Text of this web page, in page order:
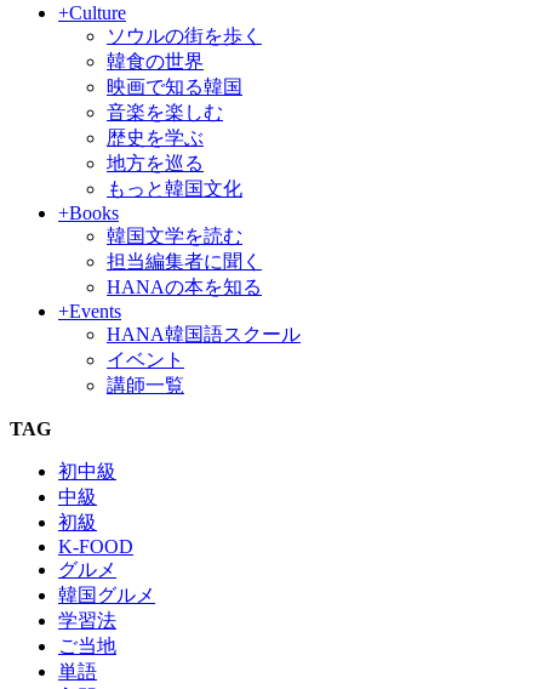
+Culture
ソウルの街を歩く
韓食の世界
映画で知る韓国
音楽を楽しむ
歴史を学ぶ
地方を巡る
もっと韓国文化
+Books
韓国文学を読む
担当編集者に聞く
HANAの本を知る
+Events
HANA韓国語スクール
イベント
講師一覧
TAG
初中級
中級
初級
K-FOOD
グルメ
韓国グルメ
学習法
ご当地
単語